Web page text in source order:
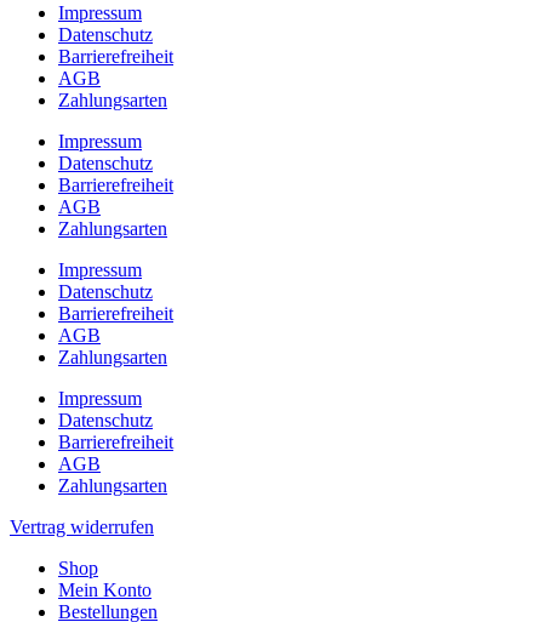
Impressum
Datenschutz
Barrierefreiheit
AGB
Zahlungsarten
Impressum
Datenschutz
Barrierefreiheit
AGB
Zahlungsarten
Impressum
Datenschutz
Barrierefreiheit
AGB
Zahlungsarten
Impressum
Datenschutz
Barrierefreiheit
AGB
Zahlungsarten
Vertrag widerrufen
Shop
Mein Konto
Bestellungen